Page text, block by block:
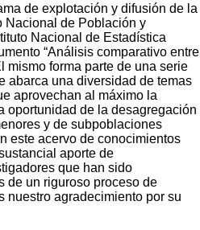
de explotación y difusión de la
Nacional de Población y
Nacional de Estadística
“Análisis comparativo entre
mismo forma parte de una serie
abarca una diversidad de temas
aprovechan al máximo la
oportunidad de la desagregación
y de subpoblaciones
este acervo de conocimientos
aporte de
que han sido
de un riguroso proceso de
nuestro agradecimiento por su